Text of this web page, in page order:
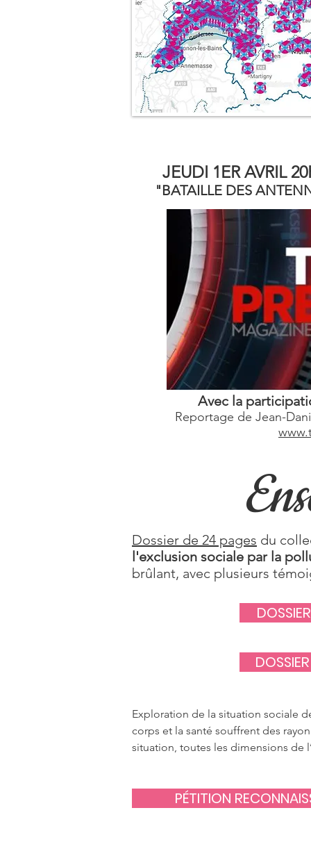
JEUDI 1ER AVRIL
"BATAILLE DES
Avec la
Reportage de Jean-
Dossier de 24 pages du
l'exclusion sociale par la
brûlant, avec plusieurs
Exploration de la situation sociale
corps et la santé souffrent des
situation, toutes les dimensions de
PÉTITION